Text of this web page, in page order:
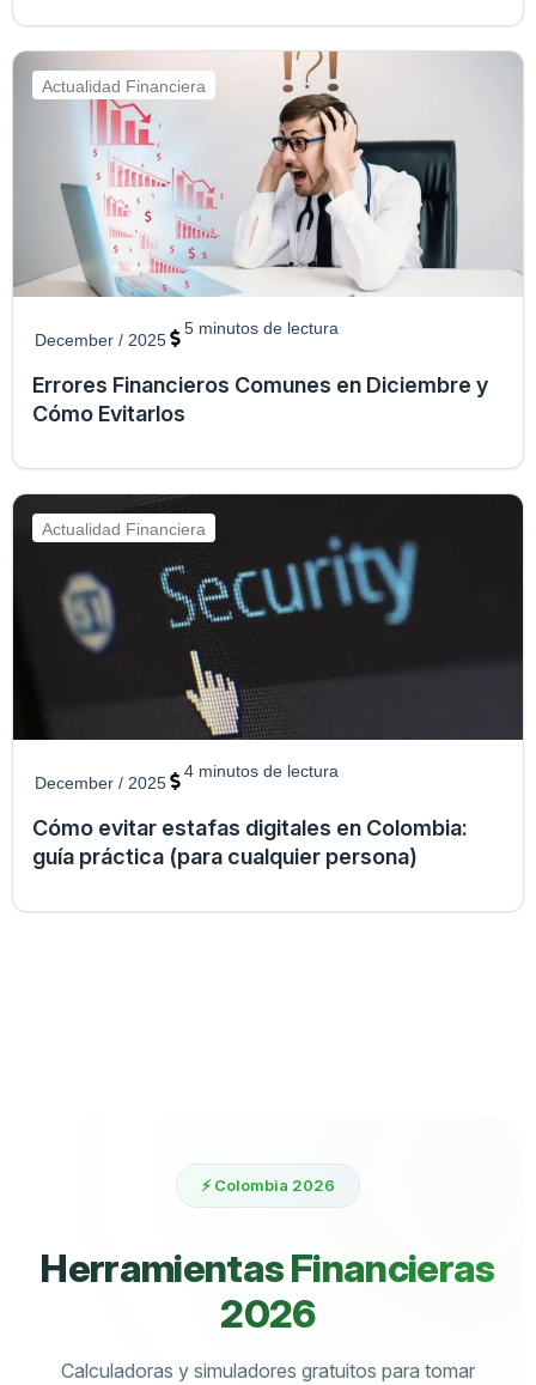
Actualidad Financiera
December / 2025
5 minutos de lectura
Errores Financieros Comunes en Diciembre y
Cómo Evitarlos
Actualidad Financiera
December / 2025
4 minutos de lectura
Cómo evitar estafas digitales en Colombia:
guía práctica (para cualquier persona)
⚡ Colombia 2026
Herramientas Financieras
2026
Calculadoras y simuladores gratuitos para tomar